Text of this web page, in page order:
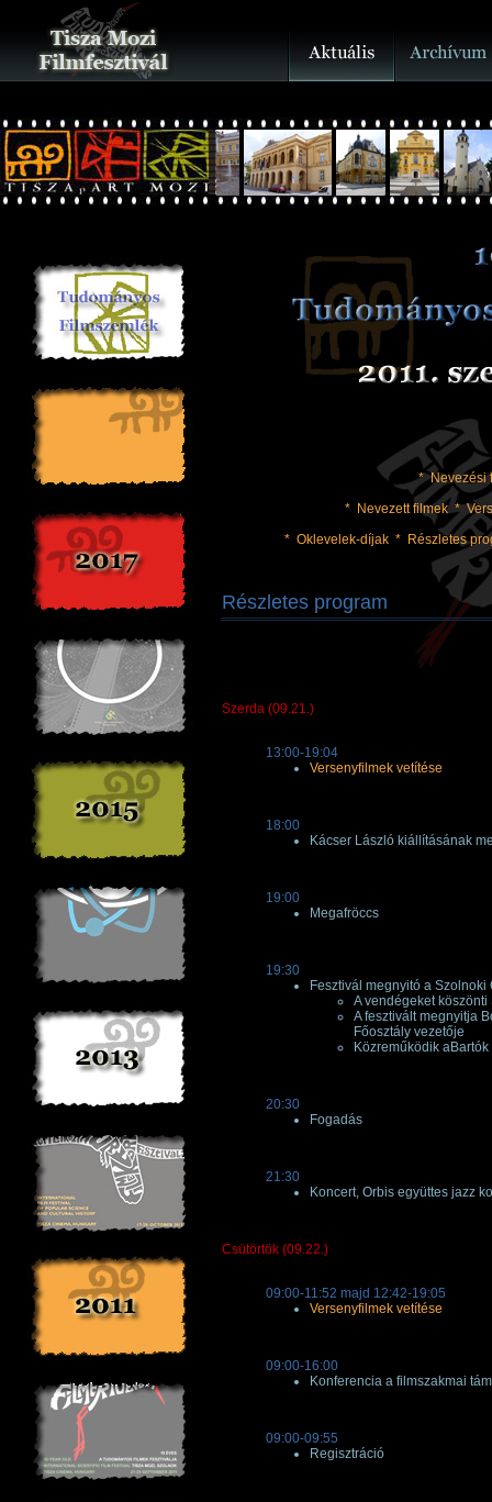
*Nevezési
* Nevezett filmek*
* Oklevelek-díjak * Részletes
Részletes program
Szerda (09.21.)
13:00-19:04
Versenyfilmek vetítése
18:00
Kácser László kiállításának
19:00
Megafröccs
19:30
Fesztivál megnyitó a
A vendégeket
A fesztivált megnyitja
Főosztály vezetője
Közreműködik
20:30
Fogadás
21:30
Koncert, Orbis együttes jazz
Csütörtök (09.22.)
09:00-11:52 majd 12:42-19:05
Versenyfilmek vetítése
09:00-16:00
Konferencia a filmszakmai
09:00-09:55
Regisztráció